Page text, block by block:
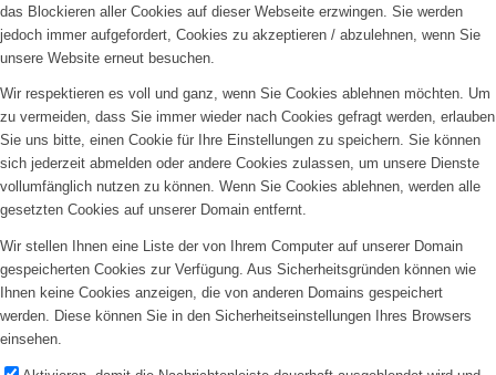
das Blockieren aller Cookies auf dieser Webseite erzwingen. Sie werden
jedoch immer aufgefordert, Cookies zu akzeptieren / abzulehnen, wenn Sie
unsere Website erneut besuchen.
Wir respektieren es voll und ganz, wenn Sie Cookies ablehnen möchten. Um
zu vermeiden, dass Sie immer wieder nach Cookies gefragt werden, erlauben
Sie uns bitte, einen Cookie für Ihre Einstellungen zu speichern. Sie können
sich jederzeit abmelden oder andere Cookies zulassen, um unsere Dienste
vollumfänglich nutzen zu können. Wenn Sie Cookies ablehnen, werden alle
gesetzten Cookies auf unserer Domain entfernt.
Wir stellen Ihnen eine Liste der von Ihrem Computer auf unserer Domain
gespeicherten Cookies zur Verfügung. Aus Sicherheitsgründen können wie
Ihnen keine Cookies anzeigen, die von anderen Domains gespeichert
werden. Diese können Sie in den Sicherheitseinstellungen Ihres Browsers
einsehen.